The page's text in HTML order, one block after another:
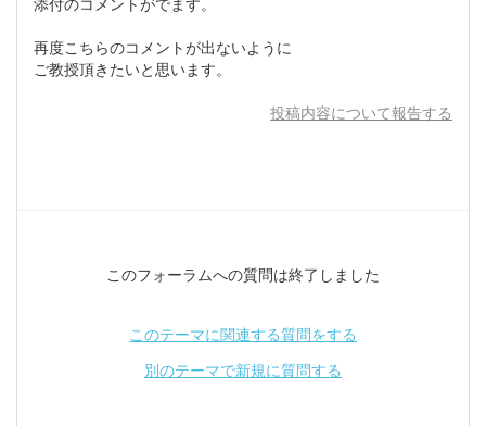
再度こちらのコメントが出ないように
ご教授頂きたいと思います。
投稿内容について報告する
このフォーラムへの質問は終了しました
このテーマに関連する質問をする
別のテーマで新規に質問する